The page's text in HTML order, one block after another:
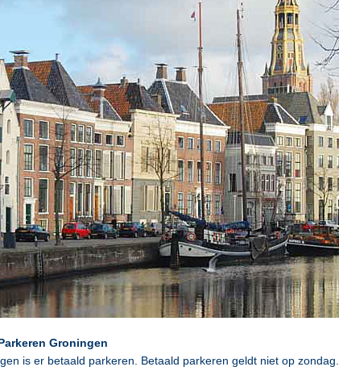
Groningen
is er betaald parkeren. Betaald parkeren geldt niet op zondag.